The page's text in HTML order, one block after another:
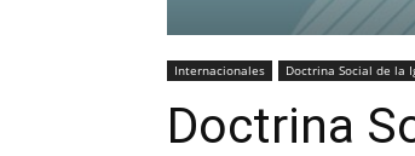
Internacionales Doctrina Social de la
Doctrina